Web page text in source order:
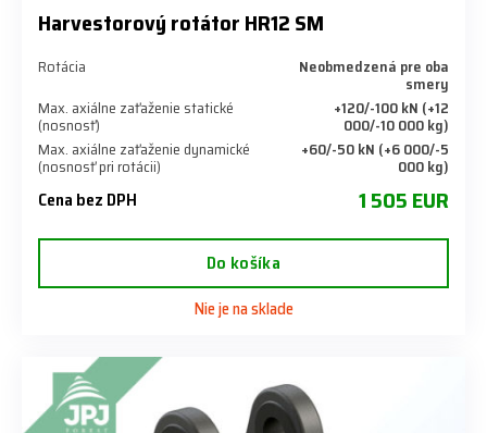
Harvestorový rotátor HR12 SM
Rotácia Neobmedzená pre oba
smery
Max. axiálne zaťaženie statické
(nosnosť)
+120/-100 kN (+12
000/-10 000 kg)
Max. axiálne zaťaženie dynamické
(nosnosť pri rotácii)
+60/-50 kN (+6 000/-5
000 kg)
Cena bez DPH 1 505 EUR
Do košíka
Nie je na sklade